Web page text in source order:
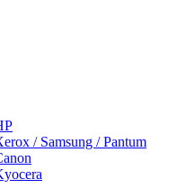
/ Samsung / Pantum